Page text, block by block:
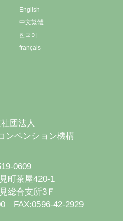
English
中文繁體
한국어
français
団法人
ンベンション機構
0609
町茶屋420-1
総合支所3Ｆ
FAX:0596-42-2929